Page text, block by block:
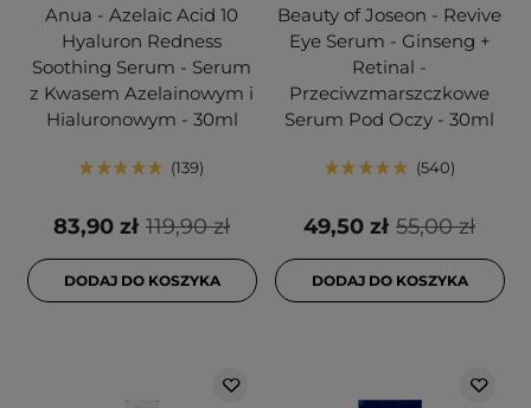
Anua - Azelaic Acid 10
Hyaluron Redness
Soothing Serum - Serum
z Kwasem Azelainowym i
Hialuronowym - 30ml
139
119,90 zł
83,90 zł
DODAJ DO KOSZYKA
Beauty of Joseon - Revive
Eye Serum - Ginseng +
Retinal -
Przeciwzmarszczkowe
Serum Pod Oczy - 30ml
540
55,00 zł
49,50 zł
DODAJ DO KOSZYKA